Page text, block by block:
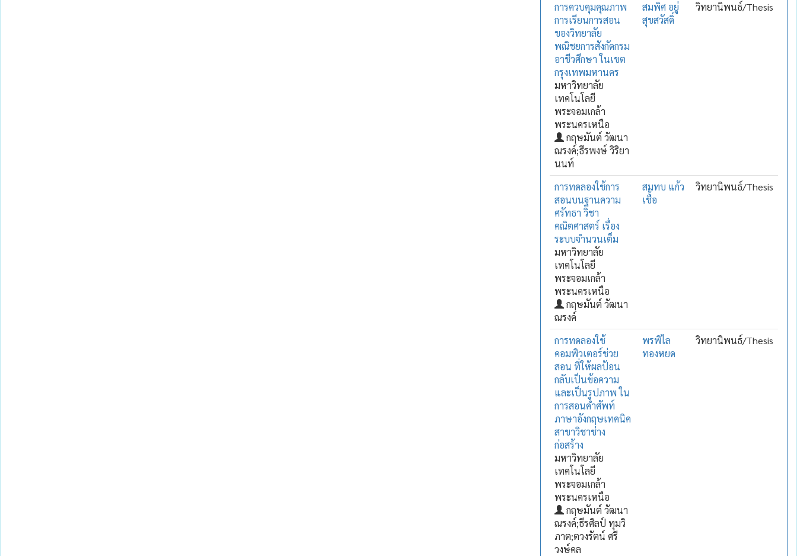
การควบคุมคุณภาพ
การเรียนการสอน
ของวิทยาลัย
พณิชยการสังกัดกรม
อาชีวศึกษา ในเขต
กรุงเทพมหานคร
มหาวิทยาลัย
เทคโนโลยี
พระจอมเกล้า
พระนครเหนือ
กฤษมันต์ วัฒนา
ณรงค์;ธีรพงษ์ วิริยา
นนท์
สมพิศ อยู่
สุขสวัสดิ์
วิทยานิพนธ์/Thesis
การทดลองใช้การ
สอนบนฐานความ
ศรัทธา วิชา
คณิตศาสตร์ เรื่อง
ระบบจำนวนเต็ม
มหาวิทยาลัย
เทคโนโลยี
พระจอมเกล้า
พระนครเหนือ
กฤษมันต์ วัฒนา
ณรงค์
สมทบ แก้ว
เชื้อ
วิทยานิพนธ์/Thesis
การทดลองใช้
คอมพิวเตอร์ช่วย
สอน ที่ให้ผลป้อน
กลับเป็นข้อความ
และเป็นรูปภาพ ใน
การสอนคำศัพท์
ภาษาอังกฤษเทคนิค
สาขาวิชาช่าง
ก่อสร้าง
มหาวิทยาลัย
เทคโนโลยี
พระจอมเกล้า
พระนครเหนือ
กฤษมันต์ วัฒนา
ณรงค์;ธีรศิลป์ ทุมวิ
ภาต;ตวงรัตน์ ศรี
วงษ์คล
พรพิไล
ทองหยด
วิทยานิพนธ์/Thesis